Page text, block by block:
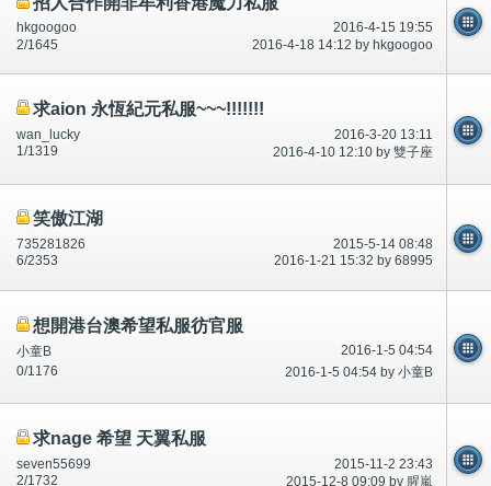
2016-4-15 19:55
hkgoogoo
2016-4-18 14:12 by hkgoogoo
2/1645
求aion 永恆紀元私服~~~!!!!!!!
2016-3-20 13:11
wan_lucky
2016-4-10 12:10 by 雙子座
1/1319
笑傲江湖
2015-5-14 08:48
735281826
2016-1-21 15:32 by 68995
6/2353
想開港台澳希望私服彷官服
2016-1-5 04:54
小童B
2016-1-5 04:54 by 小童B
0/1176
求nage 希望 天翼私服
2015-11-2 23:43
seven55699
2015-12-8 09:09 by 腥嵐
2/1732